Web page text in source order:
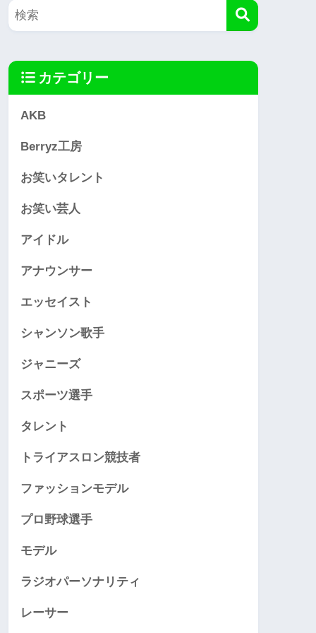
カテゴリー
AKB
Berryz工房
お笑いタレント
お笑い芸人
アイドル
アナウンサー
エッセイスト
シャンソン歌手
ジャニーズ
スポーツ選手
タレント
トライアスロン競技者
ファッションモデル
プロ野球選手
モデル
ラジオパーソナリティ
レーサー